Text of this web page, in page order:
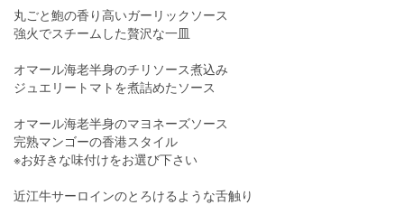
丸ごと鮑の香り高いガーリックソース
強火でスチームした贅沢な一皿
オマール海老半身のチリソース煮込み
ジュエリートマトを煮詰めたソース
オマール海老半身のマヨネーズソース
完熟マンゴーの香港スタイル
※お好きな味付けをお選び下さい
近江牛サーロインのとろけるような舌触り